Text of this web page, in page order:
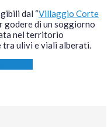
dal “Villaggio Corte
godere di un soggiorno
nel territorio
tra ulivi e viali alberati.